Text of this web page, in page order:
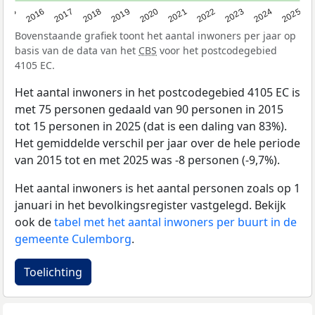
2016 2017 2018 2019 2020 2021 2022 2023 2024 2025
Bovenstaande grafiek toont het aantal inwoners per jaar op
basis van de data van het CBS voor het postcodegebied
4105 EC.
Het aantal inwoners in het postcodegebied 4105 EC is
met 75 personen gedaald van 90 personen in 2015
tot 15 personen in 2025 (dat is een daling van 83%).
Het gemiddelde verschil per jaar over de hele periode
van 2015 tot en met 2025 was -8 personen (-9,7%).
Het aantal inwoners is het aantal personen zoals op 1
januari in het bevolkingsregister vastgelegd. Bekijk
ook detabel met het aantal inwoners per buurt in de
gemeente Culemborg.
Toelichting